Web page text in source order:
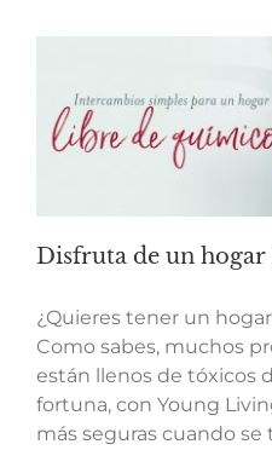
Disfruta de un
¿Quieres tener un
Como sabes, muchos
están llenos de tóxicos
fortuna, con Young
más seguras cuando